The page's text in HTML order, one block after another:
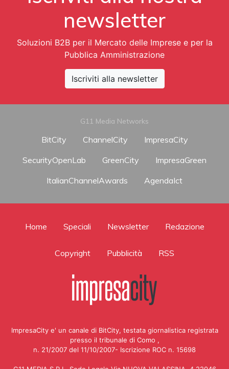
newsletter
Soluzioni B2B per il Mercato delle Imprese e per la
Pubblica Amministrazione
Iscriviti alla newsletter
G11 Media Networks
BitCity ChannelCity
ImpresaCity
SecurityOpenLab
GreenCity
ImpresaGreen
ItalianChannelAwards
AgendaIct
Home Speciali Newsletter Redazione
Copyright Pubblicità RSS
ImpresaCity e' un canale di BitCity, testata giornalistica registrata
presso il tribunale di Como ,
n. 21/2007 del 11/10/2007- Iscrizione ROC n. 15698